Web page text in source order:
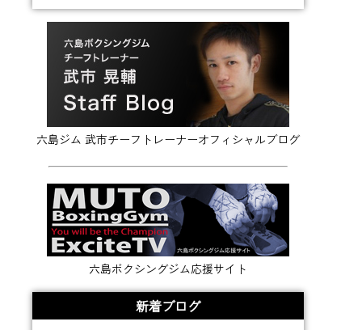
六島ジム 武市チーフトレーナーオフィシャルブログ
六島ボクシングジム応援サイト
新着ブログ